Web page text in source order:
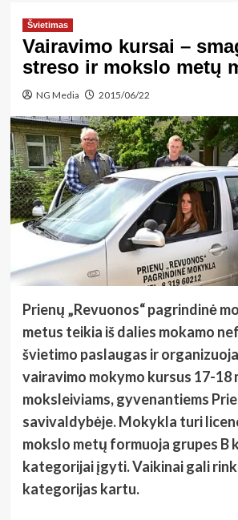
Švietimas
Vairavimo kursai –
streso ir mokslo metų
NG Media 2015/06/22
Prienų „Revuonos“ pagrindinė
metus teikia iš dalies mokamo
švietimo paslaugas ir
vairavimo mokymo kursus 17-18
moksleiviams, gyvenantiems
savivaldybėje. Mokykla turi
mokslo metų formuoja grupes B
kategorijai įgyti. Vaikinai gali
kategorijas kartu.